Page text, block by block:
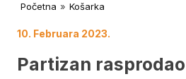
Početna » Košarka
10. Februara 2023.
Partizan